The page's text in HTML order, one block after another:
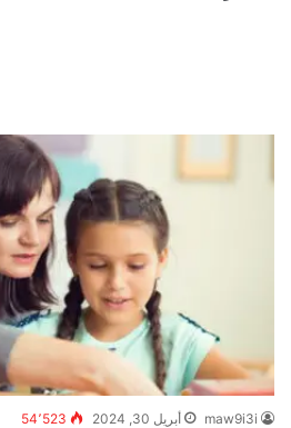
maw9i3i أبريل 30, 2024 54٬523